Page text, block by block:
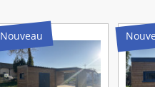
Nouveau